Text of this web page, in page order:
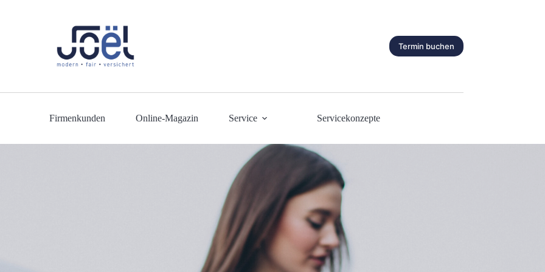
Termin buchen
Firmenkunden Online-Magazin Service Servicekonzepte